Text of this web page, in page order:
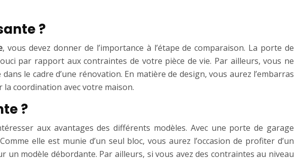
?
, vous devez donner de l’importance à l’étape de comparaison. La porte de
par rapport aux contraintes de votre pièce de vie. Par ailleurs, vous ne
le cadre d’une rénovation. En matière de design, vous aurez l’embarras
coordination avec votre maison.
?
aux avantages des différents modèles. Avec une porte de garage
elle est munie d’un seul bloc, vous aurez l’occasion de profiter d’un
un modèle débordante. Par ailleurs, si vous avez des contraintes au niveau